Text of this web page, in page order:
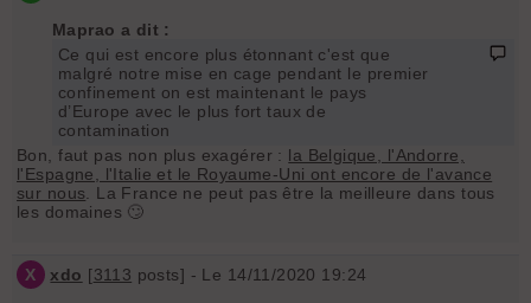
Maprao a dit :
Ce qui est encore plus étonnant c'est que
malgré notre mise en cage pendant le premier
confinement on est maintenant le pays
d’Europe avec le plus fort taux de
contamination
Bon, faut pas non plus exagérer : la Belgique, l'Andorre,
l'Espagne, l'Italie et le Royaume-Uni ont encore de l'avance
sur nous . La France ne peut pas être la meilleure dans tous
les domaines 🙄
X xdo [3113 posts] - Le 14/11/2020 19:24